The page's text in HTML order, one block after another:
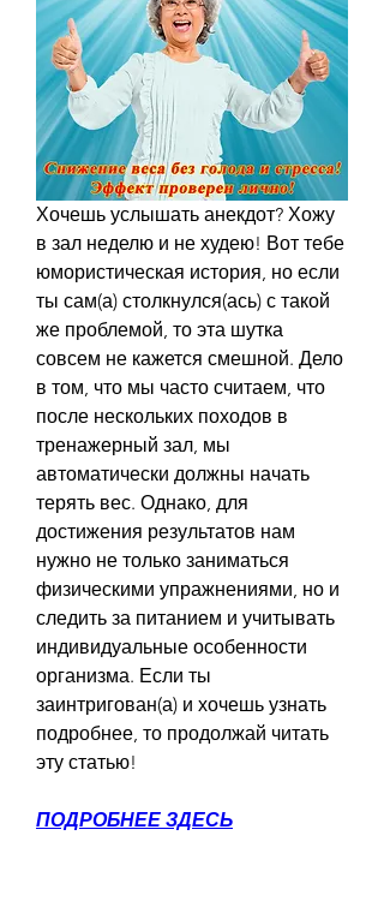
Хочешь услышать анекдот? Хожу
в зал неделю и не худею! Вот тебе
юмористическая история, но если
ты сам(а) столкнулся(ась) с такой
же проблемой, то эта шутка
совсем не кажется смешной. Дело
в том, что мы часто считаем, что
после нескольких походов в
тренажерный зал, мы
автоматически должны начать
терять вес. Однако, для
достижения результатов нам
нужно не только заниматься
физическими упражнениями, но и
следить за питанием и учитывать
индивидуальные особенности
организма. Если ты
заинтригован(а) и хочешь узнать
подробнее, то продолжай читать
эту статью!
ПОДРОБНЕЕ ЗДЕСЬ